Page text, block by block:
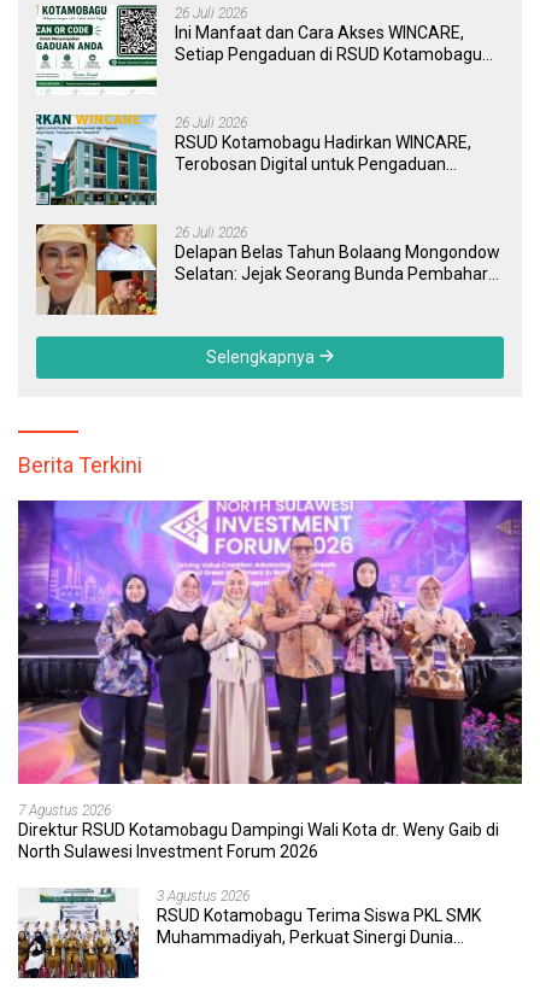
26 Juli 2026
Ini Manfaat dan Cara Akses WINCARE,
Setiap Pengaduan di RSUD Kotamobagu
26 Juli 2026
RSUD Kotamobagu Hadirkan WINCARE,
Terobosan Digital untuk Pengaduan
26 Juli 2026
Delapan Belas Tahun Bolaang Mongondow
Selatan: Jejak Seorang Bunda Pembaharu
Selengkapnya
Berita Terkini
7 Agustus 2026
Direktur RSUD Kotamobagu Dampingi Wali Kota dr. Weny Gaib di
North Sulawesi Investment Forum 2026
3 Agustus 2026
RSUD Kotamobagu Terima Siswa PKL SMK
Muhammadiyah, Perkuat Sinergi Dunia